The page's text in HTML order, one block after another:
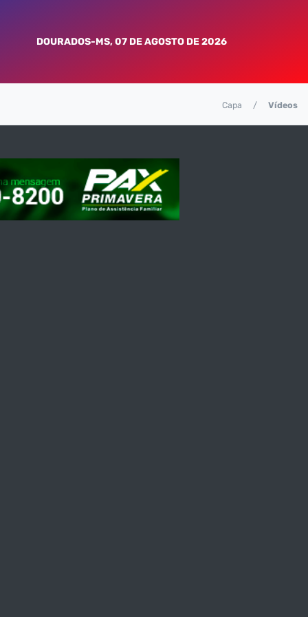
DOURADOS-MS, 07 DE AGOSTO DE 2026
Capa Vídeos